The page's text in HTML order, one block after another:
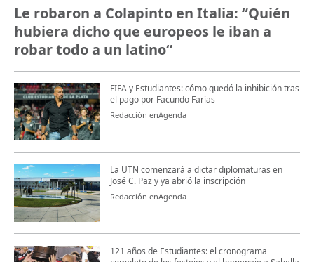
Le robaron a Colapinto en Italia: “Quién
hubiera dicho que europeos le iban a
robar todo a un latino“
FIFA y Estudiantes: cómo quedó la inhibición tras
el pago por Facundo Farías
Redacción enAgenda
La UTN comenzará a dictar diplomaturas en
José C. Paz y ya abrió la inscripción
Redacción enAgenda
121 años de Estudiantes: el cronograma